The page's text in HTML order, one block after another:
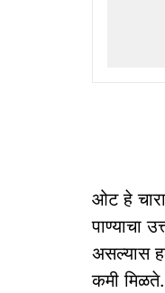
ओट हे
पाण्याचा
असल्यास
कमी